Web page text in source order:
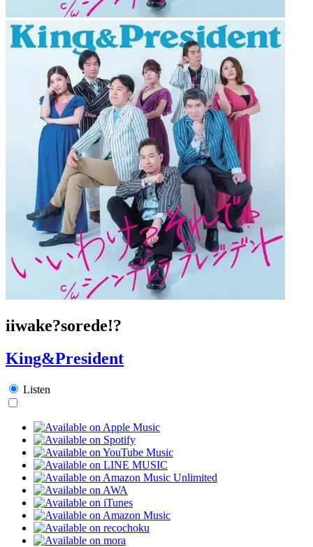
iiwake?sorede!?
King&President
Listen